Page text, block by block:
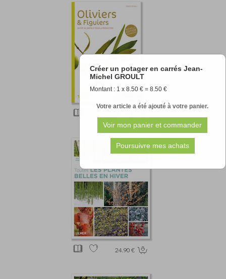
Créer un potager en carrés Jean-
Michel GROULT
Montant : 1 x 8.50 € = 8.50 €
Votre article a été ajouté à votre panier.
24.90 €